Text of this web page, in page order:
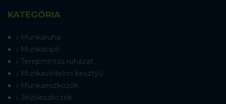
KATEGÓRIA
Munkaruha
Munkacipő
Terepmintás ruházat
Munkavédelmi kesztyű
Munkaeszközök
Jelzőeszközök